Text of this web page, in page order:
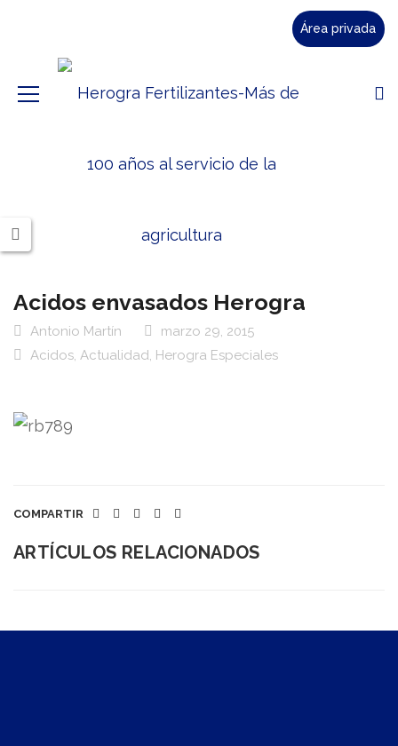
Área privada
Acidos envasados Herogra
Antonio Martín
marzo 29, 2015
Acidos, Actualidad, Herogra Especiales
COMPARTIR
ARTÍCULOS RELACIONADOS